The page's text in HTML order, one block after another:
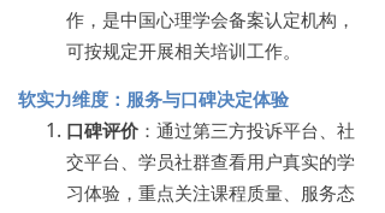
作，是中国心理学会备案认定机构，
可按规定开展相关培训工作。
软实力维度：服务与口碑决定体验
口碑评价 ：通过第三方投诉平台、社
交平台、学员社群查看用户真实的学
习体验，重点关注课程质量、服务态